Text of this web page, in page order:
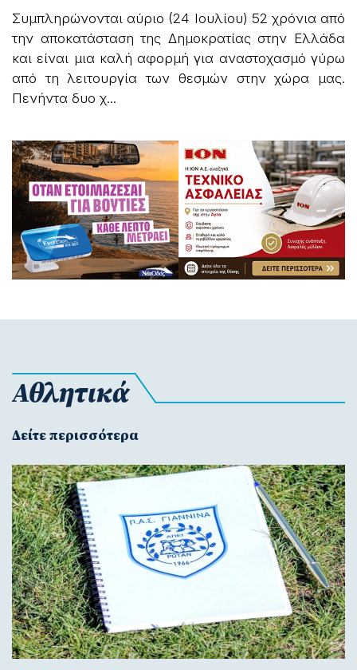
Συμπληρώνονται αύριο (24 Ιουλίου) 52 χρόνια από
την αποκατάσταση της Δημοκρατίας στην Ελλάδα
και είναι μια καλή αφορμή για αναστοχασμό γύρω
από τη λειτουργία των θεσμών στην χώρα μας.
Πενήντα δυο χ...
Αθλητικά
Δείτε περισσότερα